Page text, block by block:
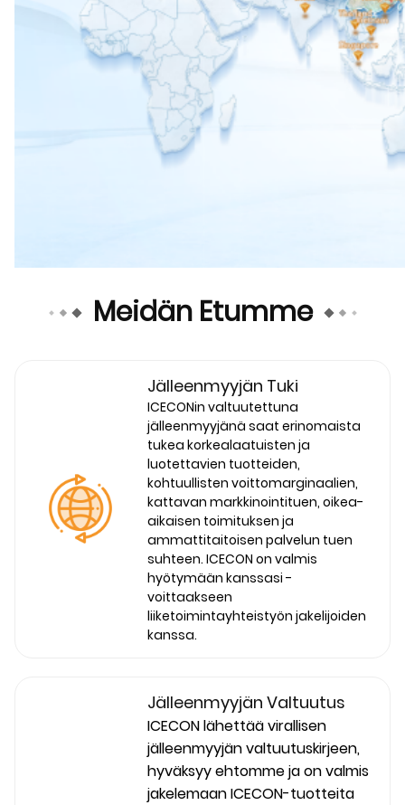
Meidän Etumme
Jälleenmyyjän Tuki
ICECONin valtuutettuna
jälleenmyyjänä saat erinomaista
tukea korkealaatuisten ja
luotettavien tuotteiden,
kohtuullisten voittomarginaalien,
kattavan markkinointituen, oikea-
aikaisen toimituksen ja
ammattitaitoisen palvelun tuen
suhteen. ICECON on valmis
hyötymään kanssasi -
voittaakseen
liiketoimintayhteistyön jakelijoiden
kanssa.
Jälleenmyyjän Valtuutus
ICECON lähettää virallisen
jälleenmyyjän valtuutuskirjeen,
hyväksyy ehtomme ja on valmis
jakelemaan ICECON-tuotteita